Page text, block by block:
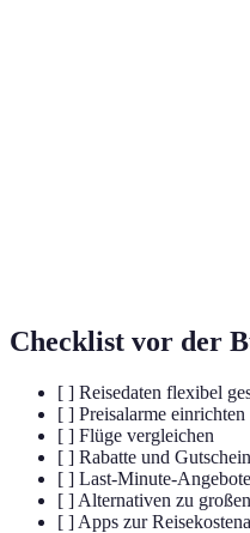
Checklist vor der
[ ] Reisedaten flexibel
[ ] Preisalarme einrichten
[ ] Flüge vergleichen
[ ] Rabatte und
[ ] Last-Minute-
[ ] Alternativen zu
[ ] Apps zur